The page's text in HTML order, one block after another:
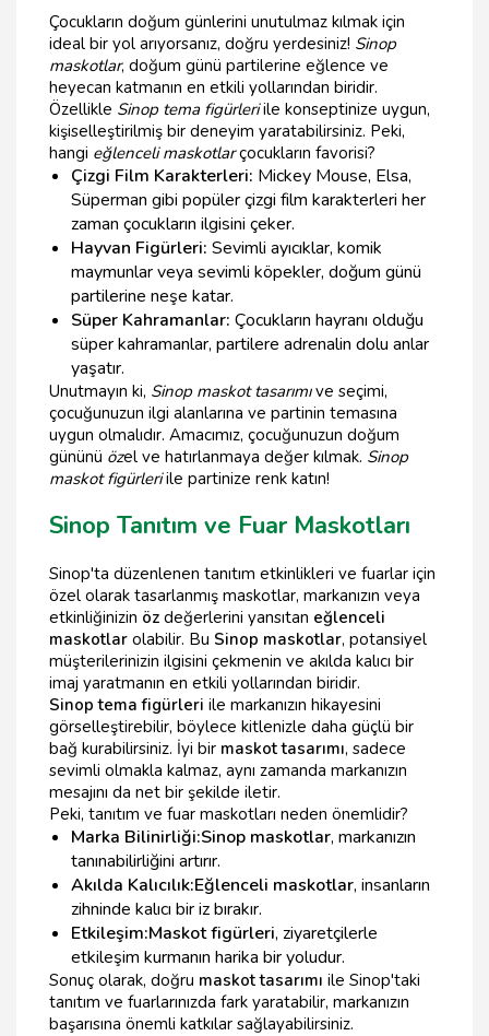
Çocukların doğum günlerini unutulmaz kılmak için
ideal bir yol arıyorsanız, doğru yerdesiniz! Sinop
maskotlar, doğum günü partilerine eğlence ve
heyecan katmanın en etkili yollarından biridir.
Özellikle Sinop tema figürleriile konseptinize uygun,
kişiselleştirilmiş bir deneyim yaratabilirsiniz. Peki,
hangi eğlenceli maskotlarçocukların favorisi?
Çizgi Film Karakterleri: Mickey Mouse, Elsa,
Süperman gibi popüler çizgi film karakterleri her
zaman çocukların ilgisini çeker.
Hayvan Figürleri: Sevimli ayıcıklar, komik
maymunlar veya sevimli köpekler, doğum günü
partilerine neşe katar.
Süper Kahramanlar: Çocukların hayranı olduğu
süper kahramanlar, partilere adrenalin dolu anlar
yaşatır.
Unutmayın ki, Sinop maskot tasarımıve seçimi,
çocuğunuzun ilgi alanlarına ve partinin temasına
uygun olmalıdır. Amacımız, çocuğunuzun doğum
gününü özel ve hatırlanmaya değer kılmak. Sinop
maskot figürleriile partinize renk katın!
Sinop Tanıtım ve Fuar Maskotları
Sinop'ta düzenlenen tanıtım etkinlikleri ve fuarlar için
özel olarak tasarlanmış maskotlar, markanızın veya
etkinliğinizin öz değerlerini yansıtan eğlenceli
maskotlar olabilir. Bu Sinop maskotlar, potansiyel
müşterilerinizin ilgisini çekmenin ve akılda kalıcı bir
imaj yaratmanın en etkili yollarından biridir.
Sinop tema figürleri ile markanızın hikayesini
görselleştirebilir, böylece kitlenizle daha güçlü bir
bağ kurabilirsiniz. İyi bir maskot tasarımı, sadece
sevimli olmakla kalmaz, aynı zamanda markanızın
mesajını da net bir şekilde iletir.
Peki, tanıtım ve fuar maskotları neden önemlidir?
Marka Bilinirliği:Sinop maskotlar, markanızın
tanınabilirliğini artırır.
Akılda Kalıcılık:Eğlenceli maskotlar, insanların
zihninde kalıcı bir iz bırakır.
Etkileşim:Maskot figürleri, ziyaretçilerle
etkileşim kurmanın harika bir yoludur.
Sonuç olarak, doğru maskot tasarımı ile Sinop'taki
tanıtım ve fuarlarınızda fark yaratabilir, markanızın
başarısına önemli katkılar sağlayabilirsiniz.